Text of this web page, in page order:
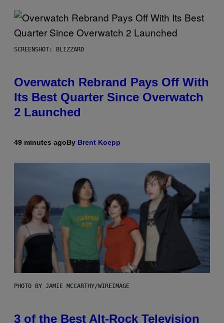
SCREENSHOT: BLIZZARD
Overwatch Rebrand Pays Off With
Its Best Quarter Since Overwatch
2 Launched
49 minutes agoBy Brent Koepp
PHOTO BY JAMIE MCCARTHY/WIREIMAGE
3 of the Best Alt-Rock Television